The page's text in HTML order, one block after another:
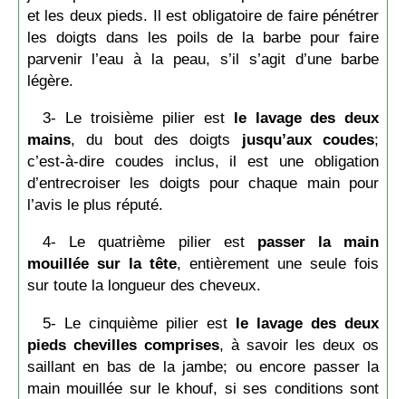
et les deux pieds. Il est obligatoire de faire pénétrer
les doigts dans les poils de la barbe pour faire
parvenir l’eau à la peau, s’il s’agit d’une barbe
légère.
3- Le troisième pilier est le lavage des deux
mains, du bout des doigts jusqu’aux coudes;
c’est-à-dire coudes inclus, il est une obligation
d’entrecroiser les doigts pour chaque main pour
l’avis le plus réputé.
4- Le quatrième pilier est passer la main
mouillée sur la tête, entièrement une seule fois
sur toute la longueur des cheveux.
5- Le cinquième pilier est le lavage des deux
pieds chevilles comprises, à savoir les deux os
saillant en bas de la jambe; ou encore passer la
main mouillée sur le khouf, si ses conditions sont